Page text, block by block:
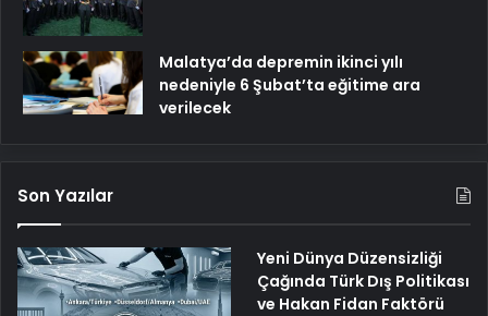
Malatya’da depremin ikinci yılı
nedeniyle 6 Şubat’ta eğitime ara
verilecek
Son Yazılar
Yeni Dünya Düzensizliği
Çağında Türk Dış Politikası
ve Hakan Fidan Faktörü